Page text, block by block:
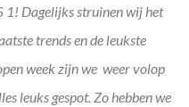
1! Dagelijks struinen wij het
trends en de leukste
week zijn we weer volop
leuks gespot. Zo hebben we